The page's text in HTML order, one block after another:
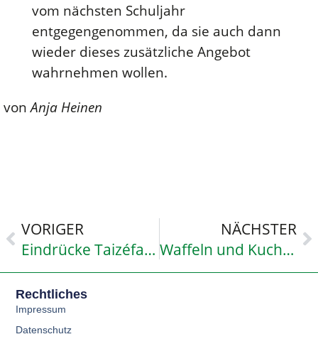
vom nächsten Schuljahr
entgegengenommen, da sie auch dann
wieder dieses zusätzliche Angebot
wahrnehmen wollen.
vonAnja Heinen
VORIGER
Eindrücke Taizéfahrt 2019
NÄCHSTER
Waffeln und Kuchen zugunsten der Kinderklinik Siegen
Rechtliches
Impressum
Datenschutz